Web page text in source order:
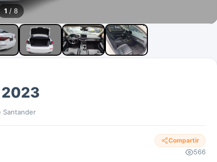
1 / 8
2023
Santander
Compartir
566